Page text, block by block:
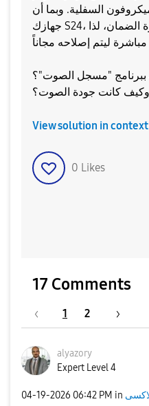
السفلية. وبما أن
جهازك S24، فهو غالباً ما يزال في فترة الضمان، لذا
"مسجل الصوت"؟
وكيف كانت جودة الصوت؟
View solution in context
0 Likes
17 Comments
1 2
alyazory
Expert Level 4
‎04-19-2026 06:42 PM in